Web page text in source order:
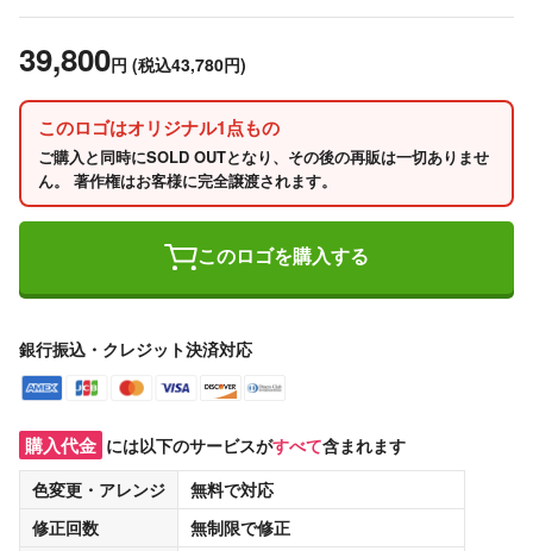
39,800円 (税込43,780円)
このロゴはオリジナル1点もの
ご購入と同時にSOLD OUTとなり、その後の再販は一切ありませ
ん。 著作権はお客様に完全譲渡されます。
このロゴを購入する
銀行振込・クレジット決済対応
購入代金 には以下のサービスがすべて含まれます
色変更・アレンジ
無料で対応
修正回数
無制限で修正